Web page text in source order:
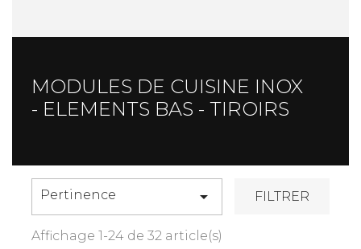
MODULES DE CUISINE INOX
- ELEMENTS BAS - TIROIRS
Pertinence  FILTRER
Affichage 1-24 de 32 article(s)